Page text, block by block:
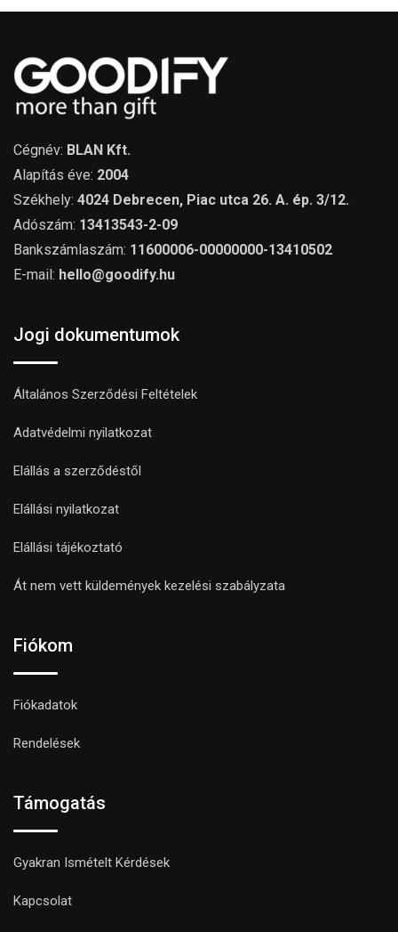
Cégnév: BLAN Kft.
Alapítás éve: 2004
Székhely: 4024 Debrecen, Piac utca 26. A. ép. 3/12.
Adószám: 13413543-2-09
Bankszámlaszám: 11600006-00000000-13410502
E-mail: hello@goodify.hu
Jogi dokumentumok
Általános Szerződési Feltételek
Adatvédelmi nyilatkozat
Elállás a szerződéstől
Elállási nyilatkozat
Elállási tájékoztató
Át nem vett küldemények kezelési szabályzata
Fiókom
Fiókadatok
Rendelések
Támogatás
Gyakran Ismételt Kérdések
Kapcsolat